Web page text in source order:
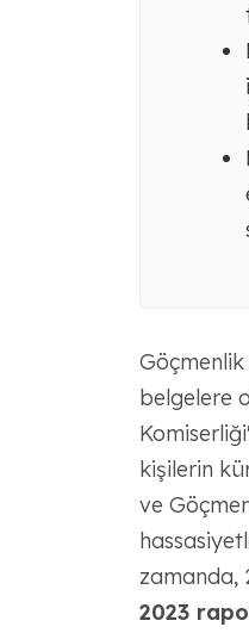
belgelere
kişilerin
ve
zamanda,
2023